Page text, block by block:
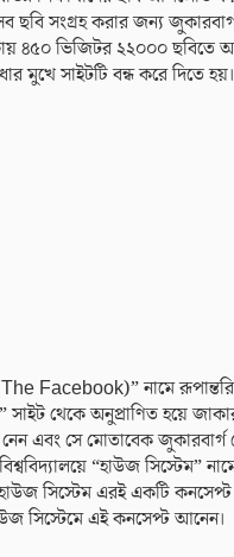
সংগ্রহ করার জন্য
৪৫০ ভিজিটর ২২০০০ ছবিতে
মুখে সাইটটি বন্ধ করে দিতে হয়।
Facebook)” নামে
থেকে অনুপ্রাণিত হয়ে
এবং সে মোতাবেক
“হাউজ সিস্টেম”
সিস্টেম এরই একটি কনসেপ্ট
সিস্টেমে এই কনসেপ্ট আনেন।